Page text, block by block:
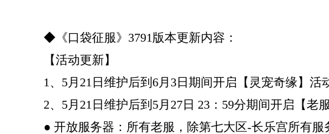
◆《口袋征服》3791版本更新内容：
【活动更新】
1、5月21日维护后到6月3日期间开启【灵宠奇缘】活
2、5月21日维护后到5月27日 23：59分期间开启【
● 开放服务器：所有老服，除第七大区-长乐宫所有服